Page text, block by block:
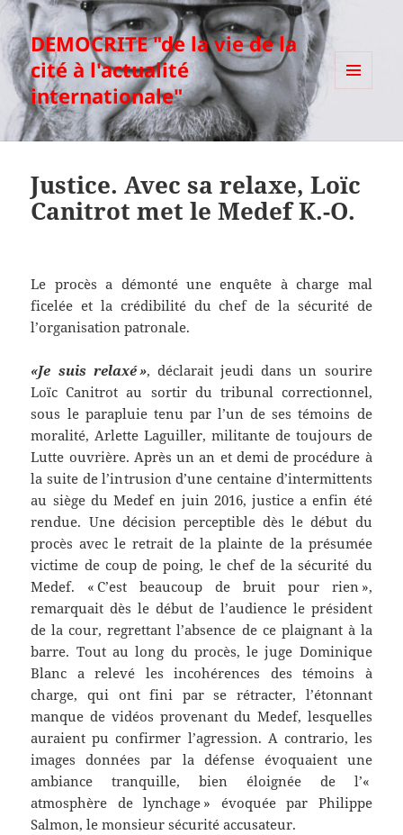
DEMOCRITE "de la vie de la
cité à l'actualité
internationale"
Justice. Avec sa relaxe, Loïc
Canitrot met le Medef K.-O.
Le procès a démonté une enquête à charge mal
ficelée et la crédibilité du chef de la sécurité de
l’organisation patronale.
«Je suis relaxé », déclarait jeudi dans un sourire
Loïc Canitrot au sortir du tribunal correctionnel,
sous le parapluie tenu par l’un de ses témoins de
moralité, Arlette Laguiller, militante de toujours de
Lutte ouvrière. Après un an et demi de procédure à
la suite de l’intrusion d’une centaine d’intermittents
au siège du Medef en juin 2016, justice a enfin été
rendue. Une décision perceptible dès le début du
procès avec le retrait de la plainte de la présumée
victime de coup de poing, le chef de la sécurité du
Medef. « C’est beaucoup de bruit pour rien »,
remarquait dès le début de l’audience le président
de la cour, regrettant l’absence de ce plaignant à la
barre. Tout au long du procès, le juge Dominique
Blanc a relevé les incohérences des témoins à
charge, qui ont fini par se rétracter, l’étonnant
manque de vidéos provenant du Medef, lesquelles
auraient pu confirmer l’agression. A contrario, les
images données par la défense évoquaient une
ambiance tranquille, bien éloignée de l’«
atmosphère de lynchage » évoquée par Philippe
Salmon, le monsieur sécurité accusateur.